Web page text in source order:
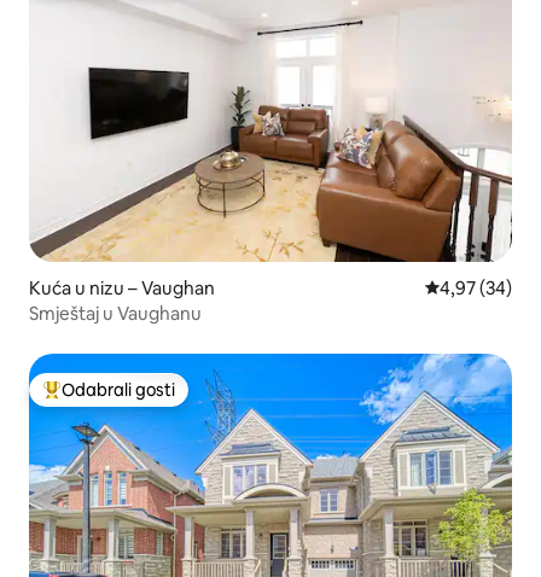
Kuća u nizu – Vaughan Prosječna
4,97 (34)
Smještaj u Vaughanu
Među najviše rangiranima s oznakom „Odabrali gosti”
Odabrali gosti